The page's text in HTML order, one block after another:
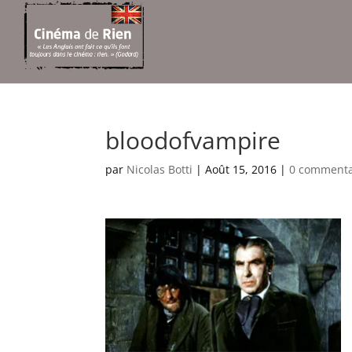
bloodofvampire
par Nicolas Botti |Août 15, 2016 |0